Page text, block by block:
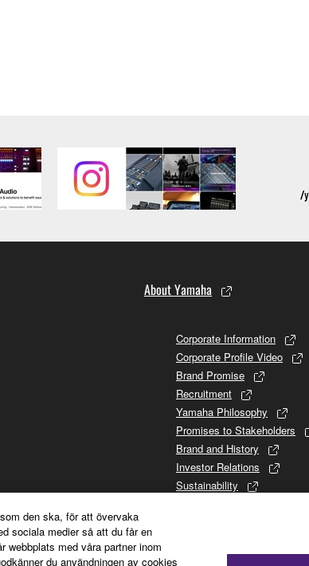
About Yamaha
Corporate Information
Corporate Profile Video
Brand Promise
Recruitment
Yamaha Philosophy
Promises to Stakeholders
Brand and History
Investor Relations
Sustainability
den ska, för att övervaka
sociala medier så att du får en
webbplats med våra partner inom
du användningen av cookies